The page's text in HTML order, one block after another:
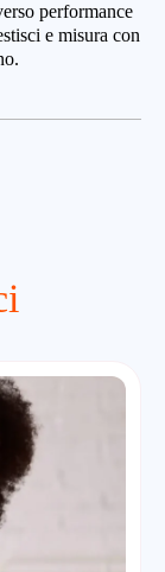
performance
e misura con